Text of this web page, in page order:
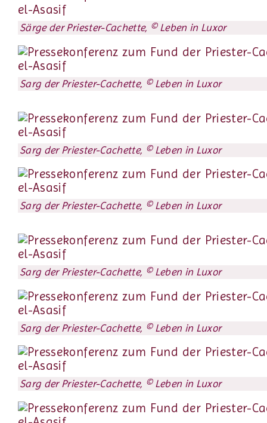
Särge der Priester-Cachette, © Leben in Luxor
Sarg der Priester-Cachette, © Leben in Luxor
Sarg der Priester-Cachette, © Leben in Luxor
Sarg der Priester-Cachette, © Leben in Luxor
Sarg der Priester-Cachette, © Leben in Luxor
Sarg der Priester-Cachette, © Leben in Luxor
Sarg der Priester-Cachette, © Leben in Luxor